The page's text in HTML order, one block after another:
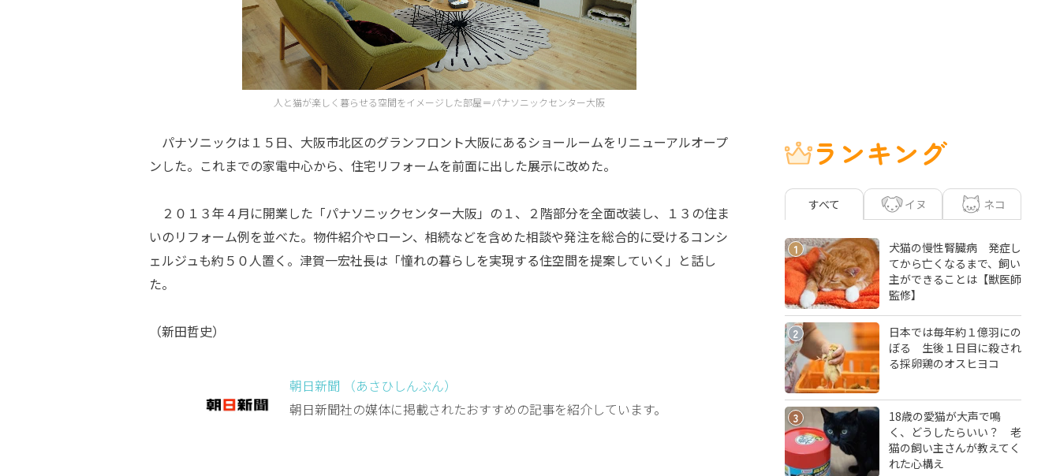
人と猫が楽しく暮らせる空間をイメージした部屋＝パナソニックセンター大阪
パナソニックは１５日、大阪市北区のグランフロント大阪にあるショールームをリニューアルオープ
ンした。これまでの家電中心から、住宅リフォームを前面に出した展示に改めた。
２０１３年４月に開業した「パナソニックセンター大阪」の１、２階部分を全面改装し、１３の住ま
いのリフォーム例を並べた。物件紹介やローン、相続などを含めた相談や発注を総合的に受けるコンシ
ェルジュも約５０人置く。津賀一宏社長は「憧れの暮らしを実現する住空間を提案していく」と話し
た。
（新田哲史）
朝日新聞 （あさひしんぶん）
朝日新聞社の媒体に掲載されたおすすめの記事を紹介しています。
ランキング
すべて イヌ ネコ
1
犬猫の慢性腎臓病 発症し
てから亡くなるまで、飼い
主ができることは【獣医師
監修】
2
日本では毎年約１億羽にの
ぼる 生後１日目に殺され
る採卵鶏のオスヒヨコ
3
18歳の愛猫が大声で鳴
く、どうしたらいい？ 老
猫の飼い主さんが教えてく
れた心構え